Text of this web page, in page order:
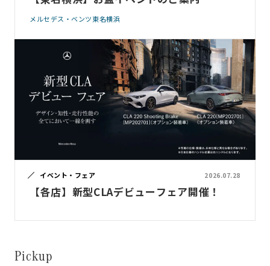
メルセデス・ベンツ東名横浜
イベント・フェア 2026.07.28
【各店】新型CLAデビューフェア開催！
Pickup